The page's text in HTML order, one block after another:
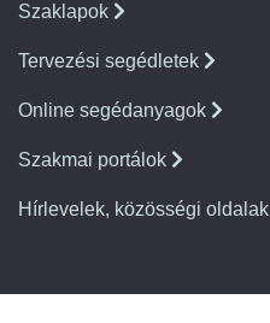
Szaklapok
Tervezési segédletek
Online segédanyagok
Szakmai portálok
Hírlevelek, közösségi oldalak